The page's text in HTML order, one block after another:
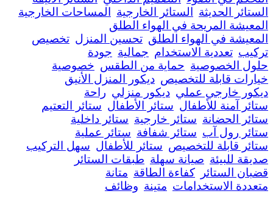
الستائر الحديثة
الستائر الخارجية
المساحات الخارجية
المعيشة المريحة في الهواء الطلق
المعيشة في الهواء الطلق تحسين المنزل تخصيص
تركيب تعددية الاستخدام جمالية جودة
حلول الخصوصية حماية من الطقس خصوصية
خيارات قابلة للتخصيص ديكور المنزل الأنيق
ديكور خارجي عملي ديكور منزلي راحة
ستائر آمنة للأطفال ستائر الأطفال ستائر التعتيم
ستائر الحضانة ستائر خارجية ستائر داخلية
ستائر رول آب ستائر شفافة ستائر عملية
ستائر قابلة للتخصيص ستائر للأطفال سهل التركيب
صديقة للبيئة صيانة سهلة طبقات الستائر
قضبان الستائر
كفاءة الطاقة متانة
متعددة الاستخدامات متينة وظائف